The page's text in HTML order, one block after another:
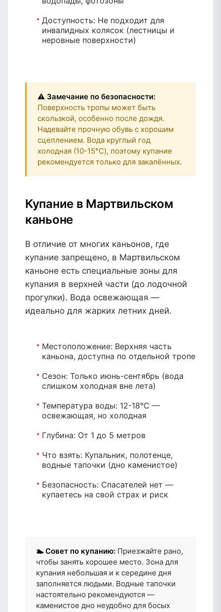
Доступность: Не подходит для
инвалидных колясок (лестницы и
неровные поверхности)
⚠️ Замечание по безопасности:
Поверхность тропы может быть
скользкой, особенно после дождя.
Надевайте прочную обувь с хорошим
сцеплением. Вода круглый год
холодная (10-15°C), поэтому купание
рекомендуется только для закалённых.
Купание в Мартвильском
каньоне
В отличие от многих каньонов, где
купание запрещено, в Мартвильском
каньоне есть специальные зоны для
купания в верхней части (до лодочной
прогулки). Вода освежающая —
идеально для жарких летних дней.
Местоположение: Верхняя часть
каньона, доступна по отдельной тропе
Сезон: Только июнь-сентябрь (вода
слишком холодная вне лета)
Температура воды: 12-18°C —
освежающая, но холодная
Глубина: От 1 до 5 метров
Что взять: Купальник, полотенце,
водные тапочки (дно каменистое)
Безопасность: Спасателей нет —
купаетесь на свой страх и риск
🏊 Совет по купанию: Приезжайте рано,
чтобы занять хорошее место. Зона для
купания небольшая и к середине дня
заполняется людьми. Водные тапочки
настоятельно рекомендуются —
каменистое дно неудобно для босых